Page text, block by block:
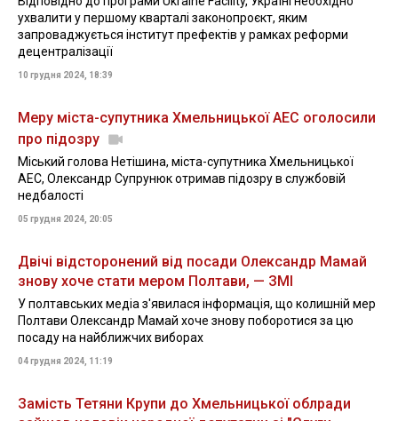
ухвалити у першому кварталі законопроєкт, яким
запроваджується інститут префектів у рамках реформи
децентралізації
10 грудня 2024, 18:39
Меру міста-супутника Хмельницької АЕС оголосили
про підозру
Міський голова Нетішина, міста-супутника Хмельницької
АЕС, Олександр Супрунюк отримав підозру в службовій
недбалості
05 грудня 2024, 20:05
Двічі відсторонений від посади Олександр Мамай
знову хоче стати мером Полтави, — ЗМІ
У полтавських медіа з'явилася інформація, що колишній мер
Полтави Олександр Мамай хоче знову поборотися за цю
посаду на найближчих виборах
04 грудня 2024, 11:19
Замість Тетяни Крупи до Хмельницької облради